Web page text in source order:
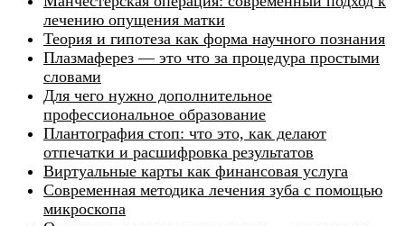
лечению опущения матки
Теория и гипотеза как форма научного познания
Плазмаферез — это что за процедура простыми
словами
Для чего нужно дополнительное
профессиональное образование
Плантография стоп: что это, как делают
отпечатки и расшифровка результатов
Виртуальные карты как финансовая услуга
Современная методика лечения зуба с помощью
микроскопа